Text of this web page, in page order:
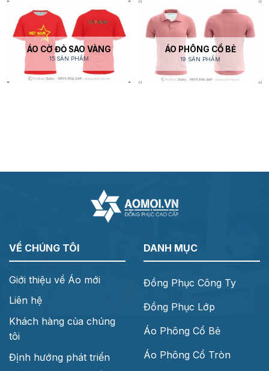
ÁO CỜ ĐỎ SAO VÀNG
15 SẢN PHẨM
ÁO PHÔNG CỔ BẺ
19 SẢN PHẨM
VỀ CHÚNG TÔI
Giới thiệu về Áo mới
Liên hệ
Khách hàng của chúng
tôi
Định hướng phát triển
DANH MỤC
Đồng Phục Công Ty
Đồng Phục Lớp
Áo Phông Cổ Bẻ
Áo Phông Cổ Tròn